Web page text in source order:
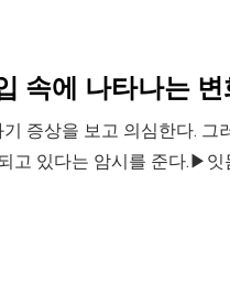
속에 나타나는 변
증상을 보고 의심한다. 그
고 있다는 암시를 준다.▶잇